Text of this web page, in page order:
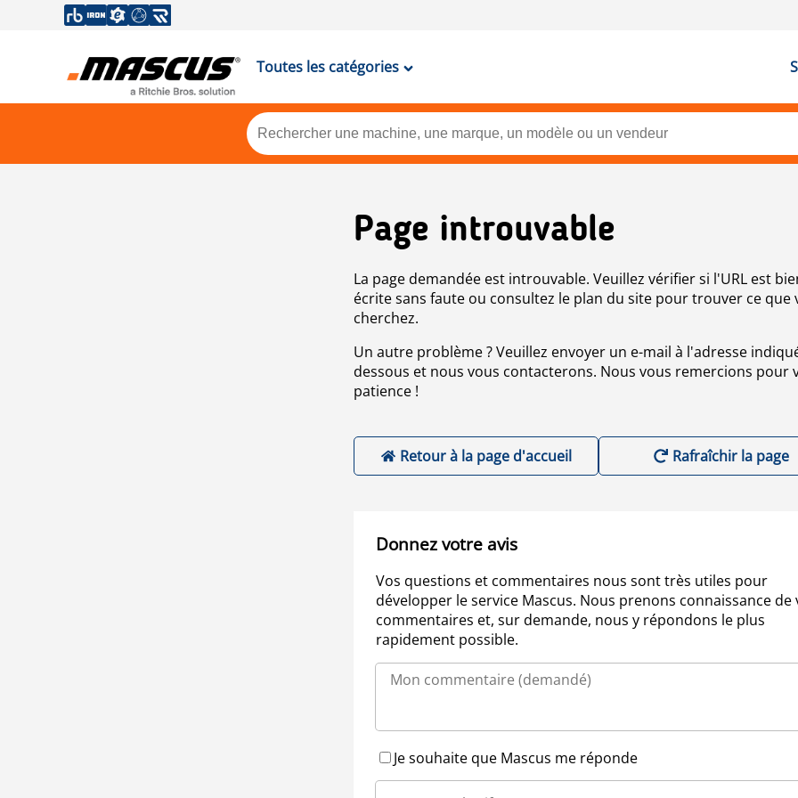
Toutes les catégories
Page introuvable
La page demandée est introuvable. Veuillez vérifier si l'URL est
écrite sans faute ou consultez le plan du site pour trouver ce que
cherchez.
Un autre problème ? Veuillez envoyer un e-mail à l'adresse
dessous et nous vous contacterons. Nous vous remercions pour
patience !
Retour à la page d'accueil Rafraîchir la page
Donnez votre avis
Vos questions et commentaires nous sont très utiles pour
développer le service Mascus. Nous prenons connaissance de
commentaires et, sur demande, nous y répondons le plus
rapidement possible.
Je souhaite que Mascus me réponde